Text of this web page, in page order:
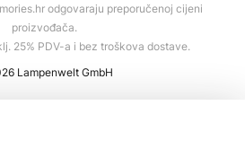
odgovaraju preporučenoj cijeni
proizvođača.
25% PDV-a i bez troškova dostave.
Lampenwelt GmbH